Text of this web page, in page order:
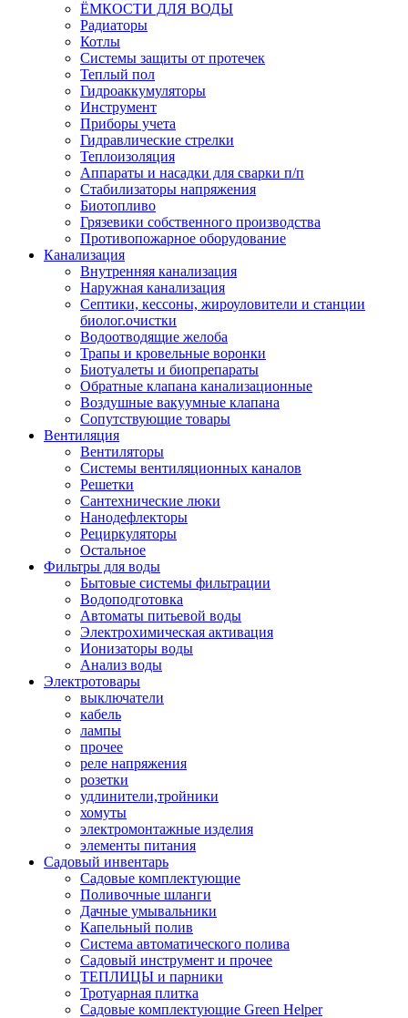
ЁМКОСТИ ДЛЯ ВОДЫ
Радиаторы
Котлы
Системы защиты от протечек
Теплый пол
Гидроаккумуляторы
Инструмент
Приборы учета
Гидравлические стрелки
Теплоизоляция
Аппараты и насадки для сварки п/п
Стабилизаторы напряжения
Биотопливо
Грязевики собственного производства
Противопожарное оборудование
Канализация
Внутренняя канализация
Наружная канализация
Септики, кессоны, жироуловители и станции
биолог.очистки
Водоотводящие желоба
Трапы и кровельные воронки
Биотуалеты и биопрепараты
Обратные клапана канализационные
Воздушные вакуумные клапана
Сопутствующие товары
Вентиляция
Вентиляторы
Системы вентиляционных каналов
Решетки
Сантехнические люки
Нанодефлекторы
Рециркуляторы
Остальное
Фильтры для воды
Бытовые системы фильтрации
Водоподготовка
Автоматы питьевой воды
Электрохимическая активация
Ионизаторы воды
Анализ воды
Электротовары
выключатели
кабель
лампы
прочее
реле напряжения
розетки
удлинители,тройники
хомуты
электромонтажные изделия
элементы питания
Садовый инвентарь
Садовые комплектующие
Поливочные шланги
Дачные умывальники
Капельный полив
Система автоматического полива
Садовый инструмент и прочее
ТЕПЛИЦЫ и парники
Тротуарная плитка
Садовые комплектующие Green Helper